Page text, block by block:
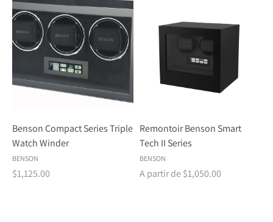
Benson Compact Series Triple
Watch Winder
BENSON
$1,125.00
Remontoir Benson Smart
Tech II Series
BENSON
A partir de $1,050.00